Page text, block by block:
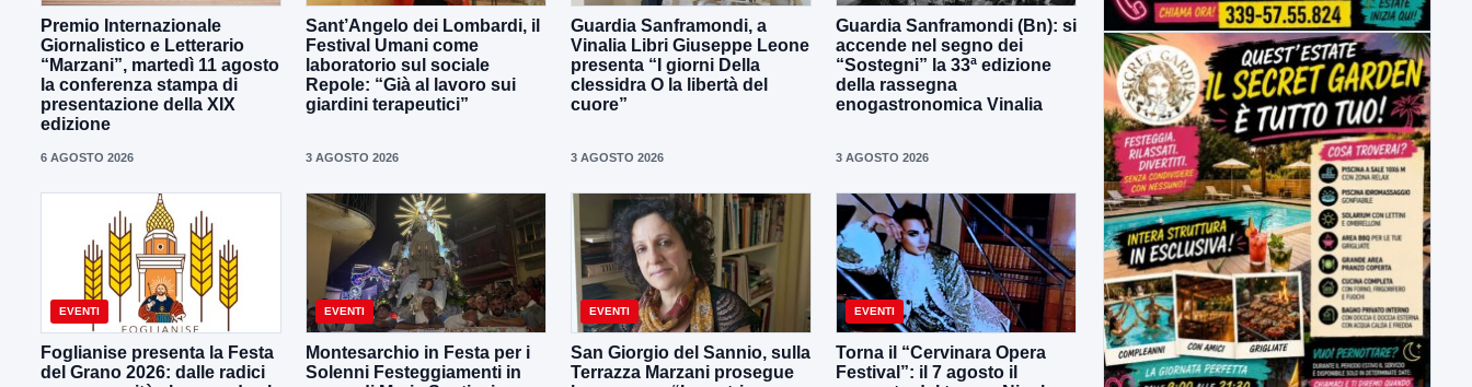
Premio Internazionale
Giornalistico e Letterario
“Marzani”, martedì 11 agosto
la conferenza stampa di
presentazione della XIX
edizione
6 AGOSTO 2026
Sant’Angelo dei Lombardi, il
Festival Umani come
laboratorio sul sociale
Repole: “Già al lavoro sui
giardini terapeutici”
3 AGOSTO 2026
Guardia Sanframondi, a
Vinalia Libri Giuseppe Leone
presenta “I giorni Della
clessidra O la libertà del
cuore”
3 AGOSTO 2026
Guardia Sanframondi (Bn): si
accende nel segno dei
“Sostegni” la 33ª edizione
della rassegna
enogastronomica Vinalia
3 AGOSTO 2026
EVENTI
Foglianise presenta la Festa
del Grano 2026: dalle radici
EVENTI
Montesarchio in Festa per i
Solenni Festeggiamenti in
EVENTI
San Giorgio del Sannio, sulla
Terrazza Marzani prosegue
EVENTI
Torna il “Cervinara Opera
Festival”: il 7 agosto il
ULTIMI VIDEO
TUTTI I VIDEO